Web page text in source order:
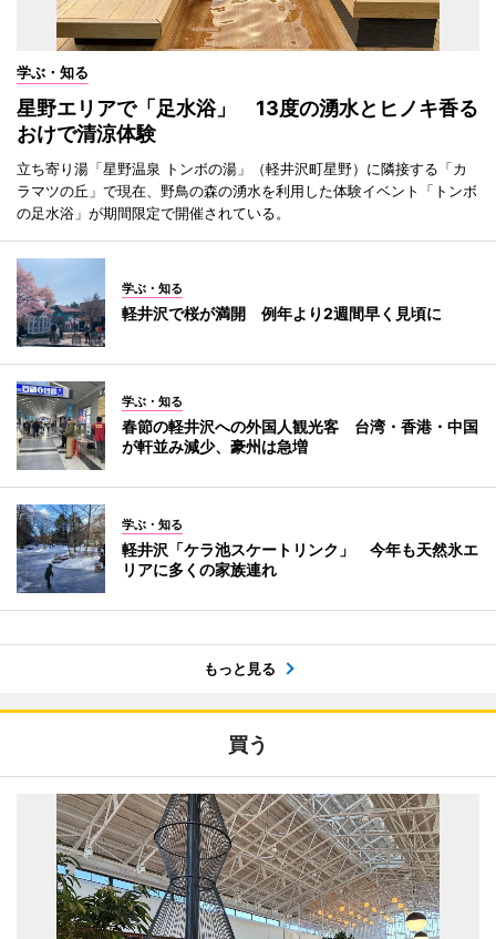
学ぶ・知る
星野エリアで「足水浴」 13度の湧水とヒノキ香る
おけで清涼体験
立ち寄り湯「星野温泉 トンボの湯」（軽井沢町星野）に隣接する「カ
ラマツの丘」で現在、野鳥の森の湧水を利用した体験イベント「トンボ
の足水浴」が期間限定で開催されている。
学ぶ・知る
軽井沢で桜が満開 例年より2週間早く見頃に
学ぶ・知る
春節の軽井沢への外国人観光客 台湾・香港・中国
が軒並み減少、豪州は急増
学ぶ・知る
軽井沢「ケラ池スケートリンク」 今年も天然氷エ
リアに多くの家族連れ
もっと見る
買う